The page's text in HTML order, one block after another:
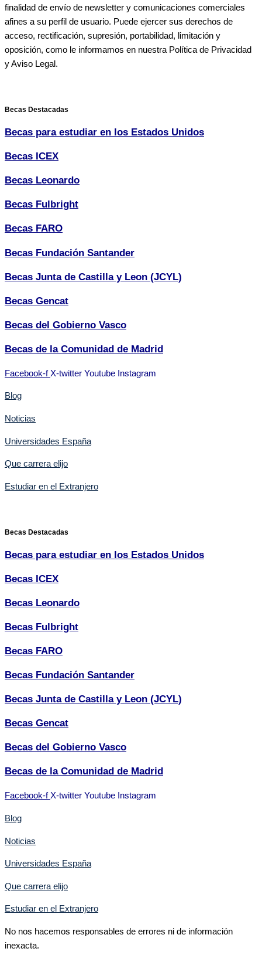
finalidad de envío de newsletter y comunicaciones comerciales
afines a su perfil de usuario. Puede ejercer sus derechos de
acceso, rectificación, supresión, portabilidad, limitación y
oposición, como le informamos en nuestra Política de Privacidad
y Aviso Legal.
Becas Destacadas
Becas para estudiar en los Estados Unidos
Becas ICEX
Becas Leonardo
Becas Fulbright
Becas FARO
Becas Fundación Santander
Becas Junta de Castilla y Leon (JCYL)
Becas Gencat
Becas del Gobierno Vasco
Becas de la Comunidad de Madrid
Facebook-f X-twitter Youtube Instagram
Blog
Noticias
Universidades España
Que carrera elijo
Estudiar en el Extranjero
Becas Destacadas
Becas para estudiar en los Estados Unidos
Becas ICEX
Becas Leonardo
Becas Fulbright
Becas FARO
Becas Fundación Santander
Becas Junta de Castilla y Leon (JCYL)
Becas Gencat
Becas del Gobierno Vasco
Becas de la Comunidad de Madrid
Facebook-f X-twitter Youtube Instagram
Blog
Noticias
Universidades España
Que carrera elijo
Estudiar en el Extranjero
No nos hacemos responsables de errores ni de información
inexacta.